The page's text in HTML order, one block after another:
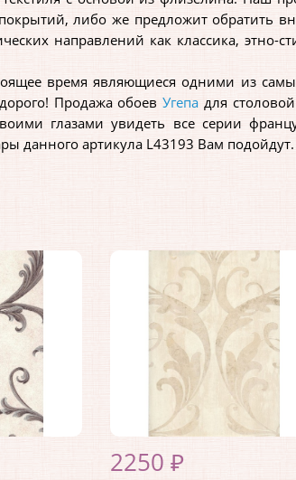
либо же предложит обратить
направлений как классика, этно-
время являющиеся одними из
Продажа обоевУгепа для
глазами увидеть все серии
данного артикула L43193 Вам подойдут.
2250 ₽